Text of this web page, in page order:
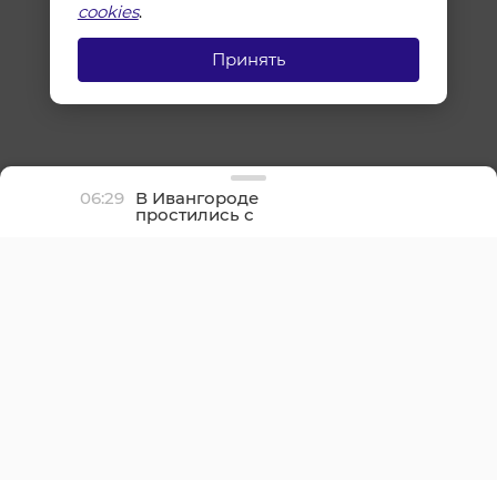
06:29 В Ивангороде
простились с
участником СВО
cookies.
Принять